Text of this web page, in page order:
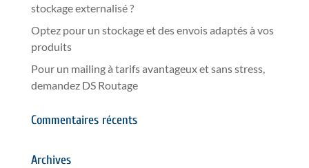
stockage externalisé ?
Optez pour un stockage et des envois adaptés à vos
produits
Pour un mailing à tarifs avantageux et sans stress,
demandez DS Routage
Commentaires récents
Archives